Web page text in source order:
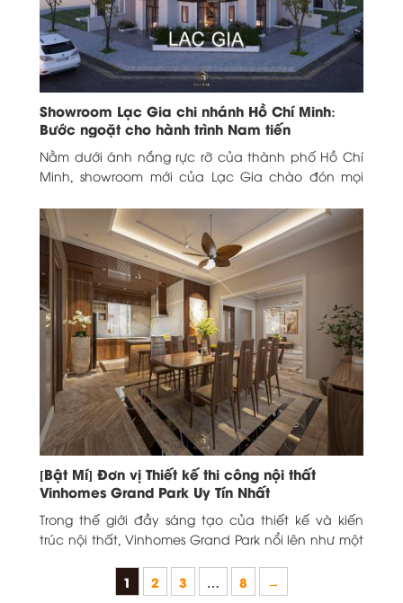
Showroom Lạc Gia chi nhánh Hồ Chí Minh:
Bước ngoặt cho hành trình Nam tiến
Nằm dưới ánh nắng rực rỡ của thành phố Hồ Chí
Minh, showroom mới của Lạc Gia chào đón mọi
[Bật Mí] Đơn vị Thiết kế thi công nội thất
Vinhomes Grand Park Uy Tín Nhất
Trong thế giới đầy sáng tạo của thiết kế và kiến
trúc nội thất, Vinhomes Grand Park nổi lên như một
1 2 3 8 →